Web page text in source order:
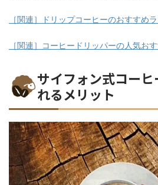
［関連］ドリップコーヒーのおすすめ
［関連］コーヒードリッパーの人気お
サイフォン式コー
れるメリット